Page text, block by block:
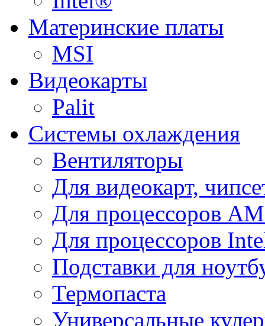
Материнские платы
MSI
Видеокарты
Palit
Системы охлаждения
Вентиляторы
Для видеокарт,
Для процессоров
Для процессоров
Подставки для
Термопаста
Универсальные